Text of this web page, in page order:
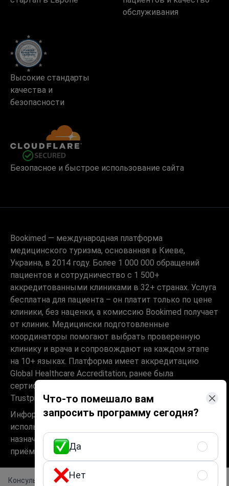
Консультация ортопеда
Что-то помешало вам
запросить программу сегодня?
Да
Нет
обслуживания
Высокие стандарты
качества и
безопасности
Безопасное и быстрое использование сайта
Bookimed — международная платформа
медицинского туризма, основанная в Киеве,
Украина, в 2014 году. Более 1 000 000 обращений
пациентов и сотрудничество с 1 500+
аккредитованными клиниками в 32+ странах. Услуга
бесплатна для пациента – он платит только по цене
клиники, без наценки, а комиссию Bookimed получает
от клиник. Медицински подготовленные
координаторы помогают выбрать проверенную
клинику и врача и сопровождают на каждом этапе
на 10+ языках. Платформа имеет аккредитацию
Global Healthcare Accreditation, ранее была
сертифицирована Temos (2024–2025). Рейтинг 4.6 на
Trustpilot и 4.4 на Google Reviews.
Информация на сайте не может быть
использована для постановки диагноза,
назначения лечения и не заменяет
приём врача.